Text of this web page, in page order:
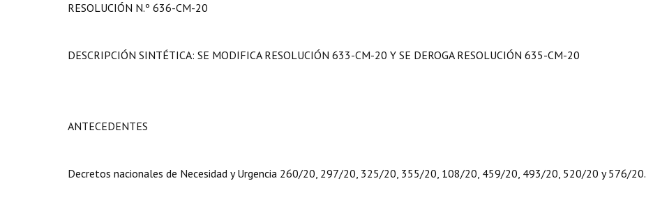
RESOLUCIÓN N.º 636-CM-20
DESCRIPCIÓN SINTÉTICA: SE MODIFICA RESOLUCIÓN 633-CM-20 Y SE DEROGA RESOLUCIÓN 635-CM-20
ANTECEDENTES
Decretos nacionales de Necesidad y Urgencia 260/20, 297/20, 325/20, 355/20, 108/20, 459/20, 493/20, 520/20 y 576/20.